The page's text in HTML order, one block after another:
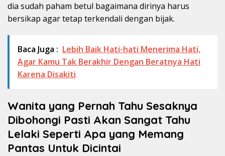
dia sudah paham betul bagaimana dirinya harus
bersikap agar tetap terkendali dengan bijak.
Baca Juga : Lebih Baik Hati-hati Menerima Hati,
Agar Kamu Tak Berakhir Dengan Beratnya Hati
Karena Disakiti
Wanita yang Pernah Tahu Sesaknya
Dibohongi Pasti Akan Sangat Tahu
Lelaki Seperti Apa yang Memang
Pantas Untuk Dicintai